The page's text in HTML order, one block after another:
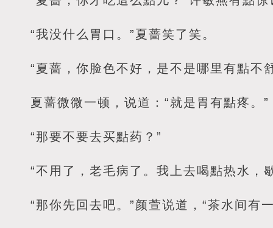
“我没什么胃口。”夏蔷笑了笑。
“夏蔷，你脸色不好，是不是哪里有點不
夏蔷微微一顿，说道：“就是胃有點疼。”
“那要不要去买點药？”
“不用了，老毛病了。我上去喝點热水，
“那你先回去吧。”颜萱说道，“茶水间有